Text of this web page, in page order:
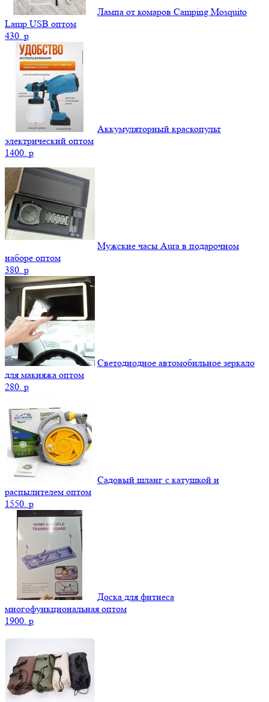
Лампа от комаров Camping Mosquito
Lamp USB оптом
430. p
Аккумуляторный краскопульт
электрический оптом
1400. p
Мужские часы Aura в подарочном
наборе оптом
380. p
Светодиодное автомобильное зеркало
для макияжа оптом
280. p
Садовый шланг с катушкой и
распылителем оптом
1550. p
Доска для фитнеса
многофункциональная оптом
1900. p